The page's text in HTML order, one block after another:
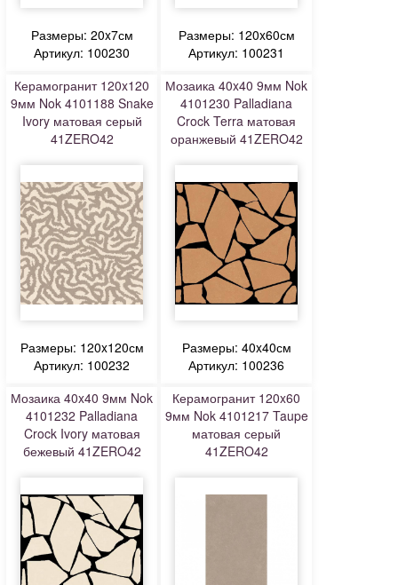
Размеры: 20x7см
Артикул: 100230
Размеры: 120x60см
Артикул: 100231
Керамогранит 120x120
9мм Nok 4101188 Snake
Ivory матовая серый
41ZERO42
Размеры: 120x120см
Артикул: 100232
Мозаика 40x40 9мм Nok
4101230 Palladiana
Crock Terra матовая
оранжевый 41ZERO42
Размеры: 40x40см
Артикул: 100236
Мозаика 40x40 9мм Nok
4101232 Palladiana
Crock Ivory матовая
бежевый 41ZERO42
Керамогранит 120x60
9мм Nok 4101217 Taupe
матовая серый
41ZERO42